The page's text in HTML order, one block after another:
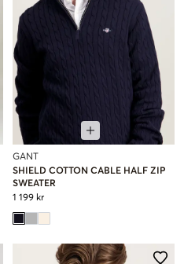
GANT
SHIELD COTTON CABLE HALF ZIP
SWEATER
1 199 kr